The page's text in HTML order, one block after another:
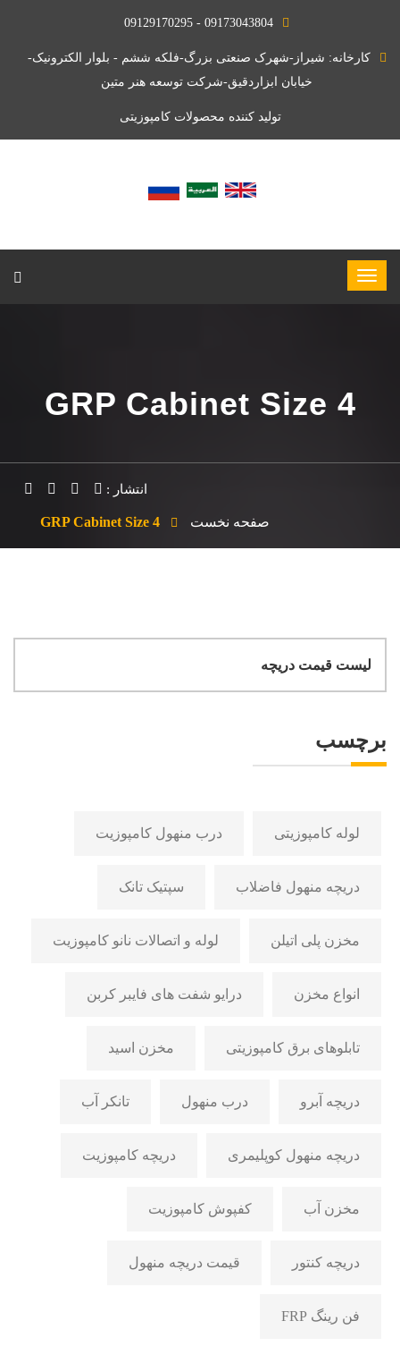
09173043804 - 09129170295
کارخانه: شیراز-شهرک صنعتی بزرگ-فلکه ششم - بلوار الکترونیک-
خیابان ابزاردقیق-شرکت توسعه هنر متین
تولید کننده محصولات کامپوزیتی
GRP Cabinet Size 4
انتشار :
صفحه نخست GRP Cabinet Size 4
لیست قیمت دریچه
برچسب
لوله کامپوزیتی درب منهول کامپوزیت
دریچه منهول فاضلاب سپتیک تانک
مخزن پلی اتیلن لوله و اتصالات نانو کامپوزیت
انواع مخزن درایو شفت های فایبر کربن
تابلوهای برق کامپوزیتی مخزن اسید
دریچه آبرو درب منهول تانکر آب
دریچه منهول کوپلیمری دریچه کامپوزیت
مخزن آب کفپوش کامپوزیت
دریچه کنتور قیمت دریچه منهول
فن رینگ FRP